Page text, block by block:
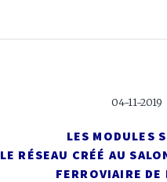
04-11-2019
LES MODULES
LE RÉSEAU CRÉÉ AU
FERROVIAIRE DE